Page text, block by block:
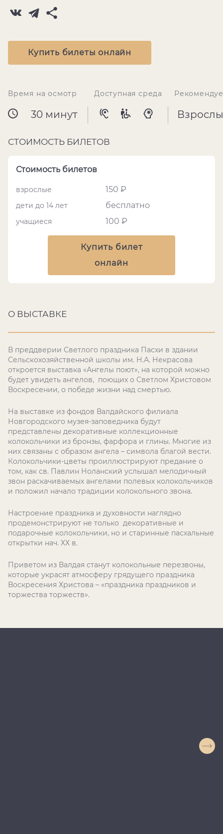
Купить билеты онлайн
Время на осмотр
30 минут
Доступная среда
СТОИМОСТЬ БИЛЕТОВ
Стоимость билетов
взрослые 150 ₽
дети до 14 лет бесплатно
учащиеся 100 ₽
Купить билет
онлайн
О ВЫСТАВКЕ
В преддверии Светлого праздника Пасхи в здании
Сельскохозяйственной школы им. Н.А. Некрасова
откроется выставка «Ангелы поют», на которой можно
будет увидеть ангелов, поющих о Светлом Христовом
Воскресении, о победе жизни над смертью.
На выставке из фондов Валдайского филиала
Новгородского музея-заповедника будут
представлены декоративные коллекционные
колокольчики из бронзы, фарфора и глины. Многие из
них связаны с образом ангела – символа благой вести.
Колокольчики-цветы проиллюстрируют предание о
том, как св. Павлин Ноланский услышал мелодичный
звон раскачиваемых ангелами полевых колокольчиков
и положил начало традиции колокольного звона.
Настроение праздника и духовности наглядно
продемонстрируют не только декоративные и
подарочные колокольчики, но и старинные пасхальные
открытки нач. ХХ в.
Приветом из Валдая станут колокольные перезвоны,
которые украсят атмосферу грядущего праздника
Воскресения Христова – «праздника праздников и
торжества торжеств».